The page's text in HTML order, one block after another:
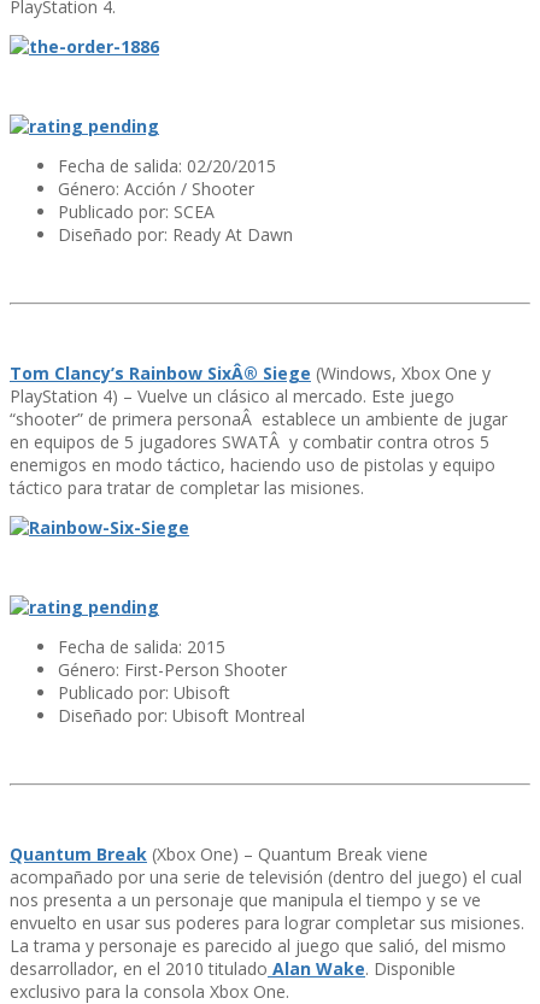
PlayStation 4.
Fecha de salida: 02/20/2015
Género: Acción / Shooter
Publicado por: SCEA
Diseñado por: Ready At Dawn
Tom Clancy’s Rainbow SixÂ® Siege (Windows, Xbox One y
PlayStation 4) – Vuelve un clásico al mercado. Este juego
“shooter” de primera personaÂ establece un ambiente de jugar
en equipos de 5 jugadores SWATÂ y combatir contra otros 5
enemigos en modo táctico, haciendo uso de pistolas y equipo
táctico para tratar de completar las misiones.
Fecha de salida: 2015
Género: First-Person Shooter
Publicado por: Ubisoft
Diseñado por: Ubisoft Montreal
Quantum Break (Xbox One) – Quantum Break viene
acompañado por una serie de televisión (dentro del juego) el cual
nos presenta a un personaje que manipula el tiempo y se ve
envuelto en usar sus poderes para lograr completar sus misiones.
La trama y personaje es parecido al juego que salió, del mismo
desarrollador, en el 2010 titulado Alan Wake. Disponible
exclusivo para la consola Xbox One.